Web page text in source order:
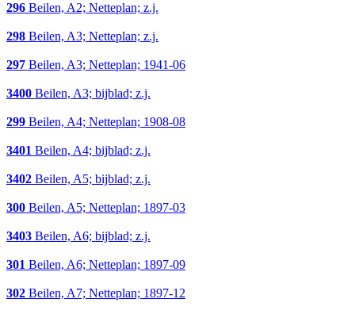
296 Beilen, A2; Netteplan; z.j.
298 Beilen, A3; Netteplan; z.j.
297 Beilen, A3; Netteplan; 1941-06
3400 Beilen, A3; bijblad; z.j.
299 Beilen, A4; Netteplan; 1908-08
3401 Beilen, A4; bijblad; z.j.
3402 Beilen, A5; bijblad; z.j.
300 Beilen, A5; Netteplan; 1897-03
3403 Beilen, A6; bijblad; z.j.
301 Beilen, A6; Netteplan; 1897-09
302 Beilen, A7; Netteplan; 1897-12